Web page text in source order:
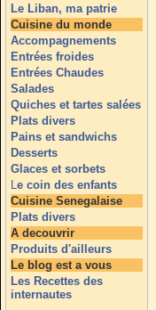
Le Liban, ma patrie
Cuisine du monde
Accompagnements
Entrées froides
Entrées Chaudes
Salades
Quiches et tartes salées
Plats divers
Pains et sandwichs
Desserts
Glaces et sorbets
Le coin des enfants
Cuisine Senegalaise
Plats divers
A decouvrir
Produits d'ailleurs
Le blog est a vous
Les Recettes des
internautes